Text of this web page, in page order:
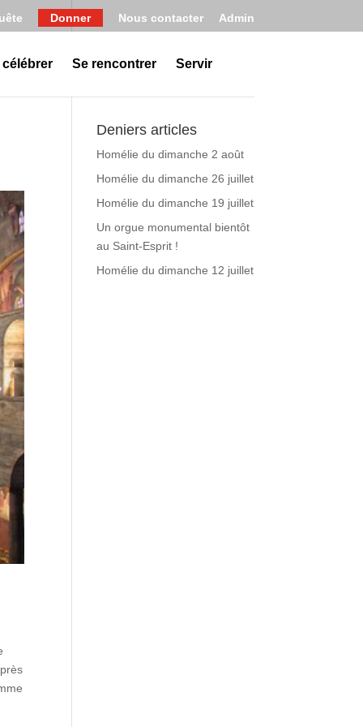
Donner Nous contacter Admin
célébrer Se rencontrer Servir
Deniers articles
Homélie du dimanche 2 août
Homélie du dimanche 26 juillet
Homélie du dimanche 19 juillet
Un orgue monumental bientôt
au Saint-Esprit !
Homélie du dimanche 12 juillet